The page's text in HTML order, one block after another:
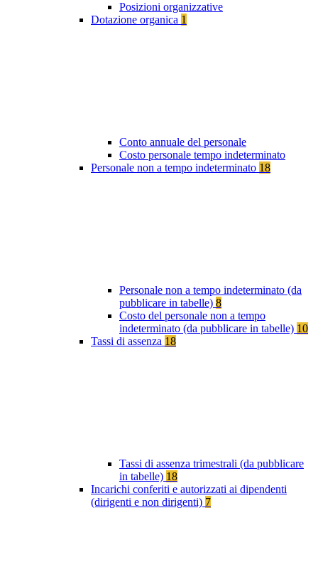
Posizioni organizzative
Dotazione organica 1
Conto annuale del personale
Costo personale tempo indeterminato
Personale non a tempo indeterminato 18
Personale non a tempo indeterminato (da
pubblicare in tabelle) 8
Costo del personale non a tempo
indeterminato (da pubblicare in tabelle) 10
Tassi di assenza 18
Tassi di assenza trimestrali (da pubblicare
in tabelle) 18
Incarichi conferiti e autorizzati ai dipendenti
(dirigenti e non dirigenti) 7